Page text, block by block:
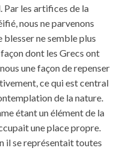
Par les artifices de la
nous ne parvenons
blesser ne semble plus
dont les Grecs ont
une façon de repenser
ce qui est central
de la nature.
étant un élément de la
une place propre.
il se représentait toutes